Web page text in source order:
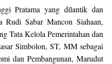
Pratama yang dilantik dan
Rudi Sabar Mancon Siahaan,
Tata Kelola Pemerintahan dan
Simbolon, ST, MM sebagai
dan Pembangunan, Marudut